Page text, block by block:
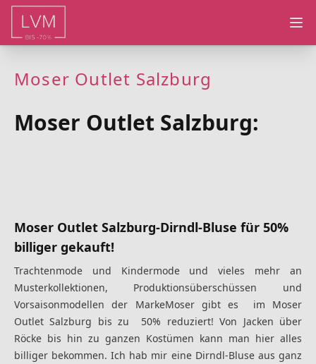
Moser Outlet Salzburg
Moser Outlet Salzburg:
Moser Outlet Salzburg-Dirndl-Bluse für 50%
billiger gekauft!
Trachtenmode und Kindermode und vieles mehr an
Musterkollektionen, Produktionsüberschüssen und
Vorsaisonmodellen der MarkeMoser gibt es im Moser
Outlet Salzburg bis zu 50% reduziert! Von Jacken über
Röcke bis hin zu ganzen Kostümen kann man hier alles
billiger bekommen. Ich hab mir eine Dirndl-Bluse aus ganz